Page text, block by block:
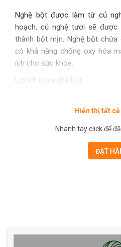
Nghệ bột được làm từ củ
hoạch, củ nghệ tươi sẽ
thành bột mịn. Nghệ bột
có khả năng chống oxy hóa
ích cho sức khỏe.
Lợi ích của nghệ bột:
- Tăng Cường Hệ Miễn Dịch
Chứng nhận chất lượng:
Sản phẩm đạt chứng nhận
- HSD: 2 năm từ ngày sản xuất
Hiển thị tất
Nhanh tay click để
ĐẶT